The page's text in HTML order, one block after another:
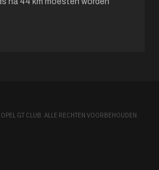
GT CLUB. ALLE RECHTEN VOORBEHOUDEN.